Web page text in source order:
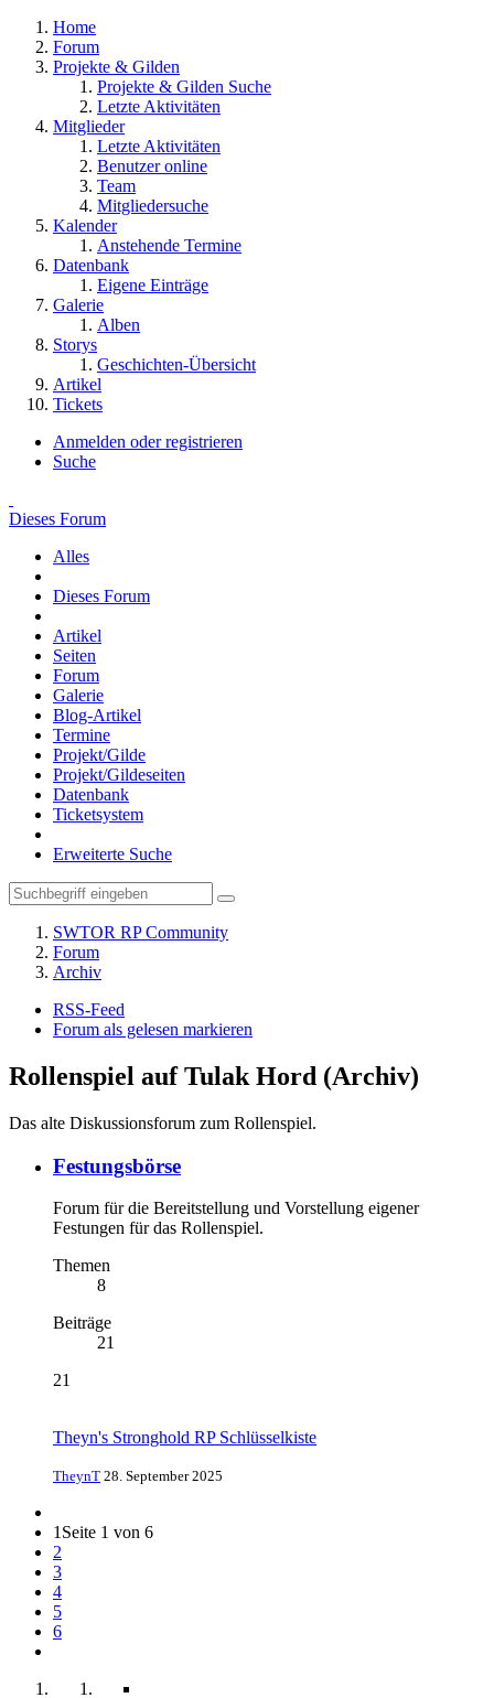
Home
Forum
Projekte & Gilden
Projekte & Gilden Suche
Letzte Aktivitäten
Mitglieder
Letzte Aktivitäten
Benutzer online
Team
Mitgliedersuche
Kalender
Anstehende Termine
Datenbank
Eigene Einträge
Galerie
Alben
Storys
Geschichten-Übersicht
Artikel
Tickets
Anmelden oder registrieren
Suche
Dieses Forum
Alles
Dieses Forum
Artikel
Seiten
Forum
Galerie
Blog-Artikel
Termine
Projekt/Gilde
Projekt/Gildeseiten
Datenbank
Ticketsystem
Erweiterte Suche
SWTOR RP Community
Forum
Archiv
RSS-Feed
Forum als gelesen markieren
Rollenspiel auf Tulak Hord (Archiv)
Das alte Diskussionsforum zum Rollenspiel.
Festungsbörse
Forum für die Bereitstellung und Vorstellung eigener
Festungen für das Rollenspiel.
Themen
8
Beiträge
21
21
Theyn's Stronghold RP Schlüsselkiste
TheynT 28. September 2025
1 Seite 1 von 6
2
3
4
5
6